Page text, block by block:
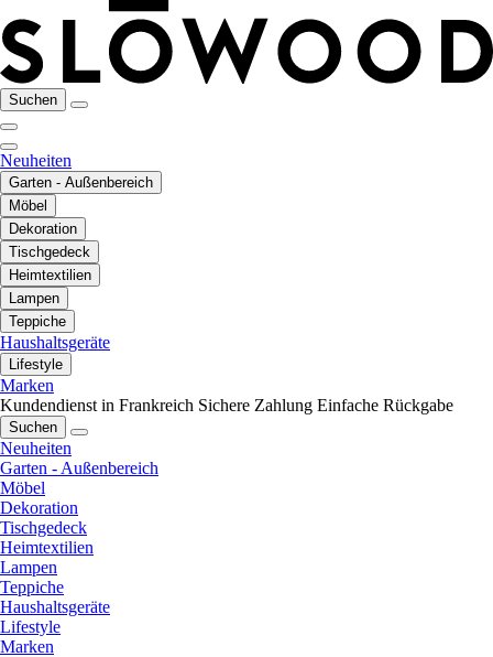
Suchen
Neuheiten
Garten - Außenbereich
Möbel
Dekoration
Tischgedeck
Heimtextilien
Lampen
Teppiche
Haushaltsgeräte
Lifestyle
Marken
Kundendienst in Frankreich Sichere Zahlung Einfache Rückgabe
Suchen
Neuheiten
Garten - Außenbereich
Möbel
Dekoration
Tischgedeck
Heimtextilien
Lampen
Teppiche
Haushaltsgeräte
Lifestyle
Marken